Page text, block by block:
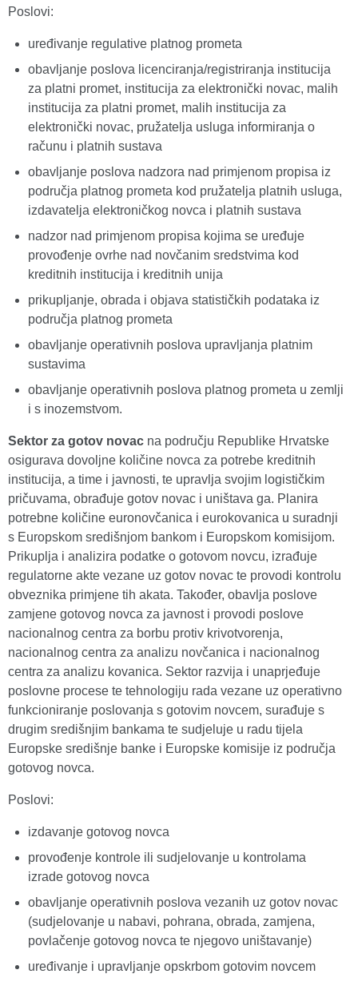
Poslovi:
uređivanje regulative platnog prometa
obavljanje poslova licenciranja/registriranja institucija
za platni promet, institucija za elektronički novac, malih
institucija za platni promet, malih institucija za
elektronički novac, pružatelja usluga informiranja o
računu i platnih sustava
obavljanje poslova nadzora nad primjenom propisa iz
područja platnog prometa kod pružatelja platnih usluga,
izdavatelja elektroničkog novca i platnih sustava
nadzor nad primjenom propisa kojima se uređuje
provođenje ovrhe nad novčanim sredstvima kod
kreditnih institucija i kreditnih unija
prikupljanje, obrada i objava statističkih podataka iz
područja platnog prometa
obavljanje operativnih poslova upravljanja platnim
sustavima
obavljanje operativnih poslova platnog prometa u zemlji
i s inozemstvom.
Sektor za gotov novac na području Republike Hrvatske
osigurava dovoljne količine novca za potrebe kreditnih
institucija, a time i javnosti, te upravlja svojim logističkim
pričuvama, obrađuje gotov novac i uništava ga. Planira
potrebne količine euronovčanica i eurokovanica u suradnji
s Europskom središnjom bankom i Europskom komisijom.
Prikuplja i analizira podatke o gotovom novcu, izrađuje
regulatorne akte vezane uz gotov novac te provodi kontrolu
obveznika primjene tih akata. Također, obavlja poslove
zamjene gotovog novca za javnost i provodi poslove
nacionalnog centra za borbu protiv krivotvorenja,
nacionalnog centra za analizu novčanica i nacionalnog
centra za analizu kovanica. Sektor razvija i unaprjeđuje
poslovne procese te tehnologiju rada vezane uz operativno
funkcioniranje poslovanja s gotovim novcem, surađuje s
drugim središnjim bankama te sudjeluje u radu tijela
Europske središnje banke i Europske komisije iz područja
gotovog novca.
Poslovi:
izdavanje gotovog novca
provođenje kontrole ili sudjelovanje u kontrolama
izrade gotovog novca
obavljanje operativnih poslova vezanih uz gotov novac
(sudjelovanje u nabavi, pohrana, obrada, zamjena,
povlačenje gotovog novca te njegovo uništavanje)
uređivanje i upravljanje opskrbom gotovim novcem